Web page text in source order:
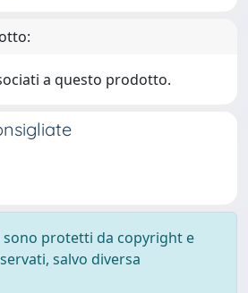
a questo prodotto.
sono protetti da copyright e
salvo diversa